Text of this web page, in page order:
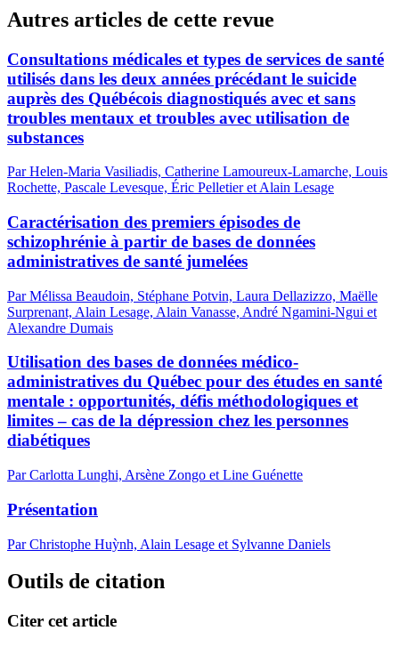
Autres articles de cette revue
Consultations médicales et types de services de santé
utilisés dans les deux années précédant le suicide
auprès des Québécois diagnostiqués avec et sans
troubles mentaux et troubles avec utilisation de
substances
Par Helen-Maria Vasiliadis, Catherine Lamoureux-Lamarche, Louis
Rochette, Pascale Levesque, Éric Pelletier et Alain Lesage
Caractérisation des premiers épisodes de
schizophrénie à partir de bases de données
administratives de santé jumelées
Par Mélissa Beaudoin, Stéphane Potvin, Laura Dellazizzo, Maëlle
Surprenant, Alain Lesage, Alain Vanasse, André Ngamini-Ngui et
Alexandre Dumais
Utilisation des bases de données médico-
administratives du Québec pour des études en santé
mentale : opportunités, défis méthodologiques et
limites – cas de la dépression chez les personnes
diabétiques
Par Carlotta Lunghi, Arsène Zongo et Line Guénette
Présentation
Par Christophe Huỳnh, Alain Lesage et Sylvanne Daniels
Outils de citation
Citer cet article